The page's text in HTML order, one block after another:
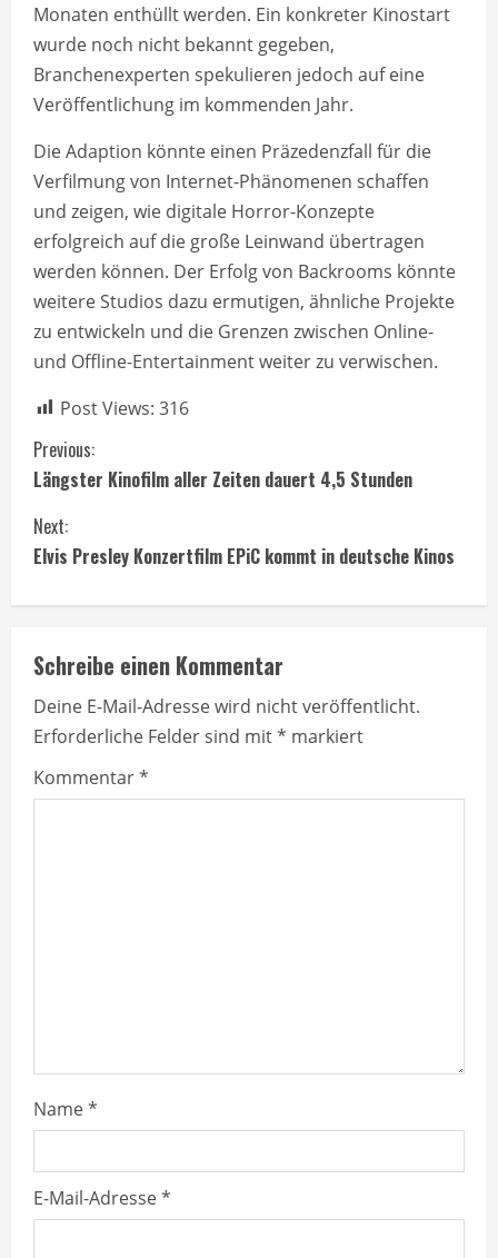
Monaten enthüllt werden. Ein konkreter Kinostart
wurde noch nicht bekannt gegeben,
Branchenexperten spekulieren jedoch auf eine
Veröffentlichung im kommenden Jahr.
Die Adaption könnte einen Präzedenzfall für die
Verfilmung von Internet-Phänomenen schaffen
und zeigen, wie digitale Horror-Konzepte
erfolgreich auf die große Leinwand übertragen
werden können. Der Erfolg von Backrooms könnte
weitere Studios dazu ermutigen, ähnliche Projekte
zu entwickeln und die Grenzen zwischen Online-
und Offline-Entertainment weiter zu verwischen.
Post Views: 316
C
o
n
t
i
n
u
e
n
g
Previous:
Längster Kinofilm aller Zeiten dauert 4,5 Stunden
Next:
Elvis Presley Konzertfilm EPiC kommt in deutsche Kinos
Schreibe einen Kommentar
Deine E-Mail-Adresse wird nicht veröffentlicht.
Erforderliche Felder sind mit* markiert
Kommentar*
Name*
E-Mail-Adresse*